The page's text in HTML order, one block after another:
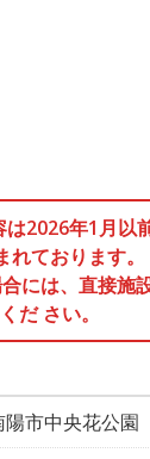
2026年1月以
れております。
には、直接施
くだ さい。
陽市中央花公園